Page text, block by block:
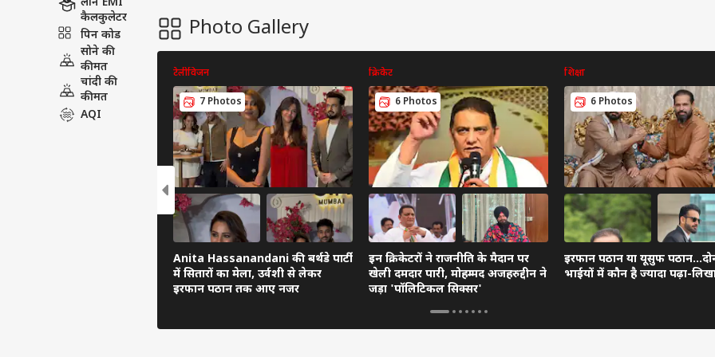
कैलकुलेटर
पिन कोड
सोने की
कीमत
चांदी की
कीमत
AQI
Photo Gallery
टेलीविजन
7 Photos
Anita Hassanandani की बर्थडे पार्टी
में सितारों का मेला, उर्वशी से लेकर
इरफान पठान तक आए नजर
क्रिकेट
6 Photos
इन क्रिकेटरों ने राजनीति के मैदान पर
खेली दमदार पारी, मोहम्मद अजहरुद्दीन ने
जड़ा 'पॉलिटिकल सिक्सर'
शिक्षा
6 Photos
इरफान पठान या यूसुफ
भाईयों में कौन है ज्यादा पढ़ा-